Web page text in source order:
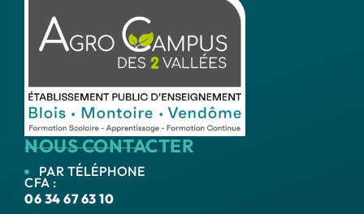
NOUS CONTACTER
PAR TÉLÉPHONE
CFA :
06 34 67 63 10